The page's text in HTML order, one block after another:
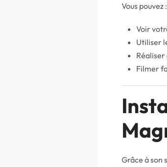
Vous pouvez :
Voir
Utiliser
Réaliser
Filmer
Grâce à son